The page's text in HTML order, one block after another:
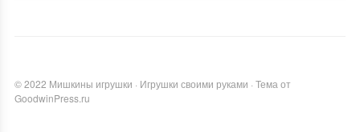
©2022 Мишкины игрушки · Игрушки своими руками · Тема от
GoodwinPress.ru